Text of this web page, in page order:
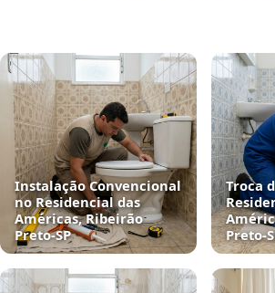
Instalação Convencional
no Residencial das
Américas, Ribeirão
Preto‑SP
Troca